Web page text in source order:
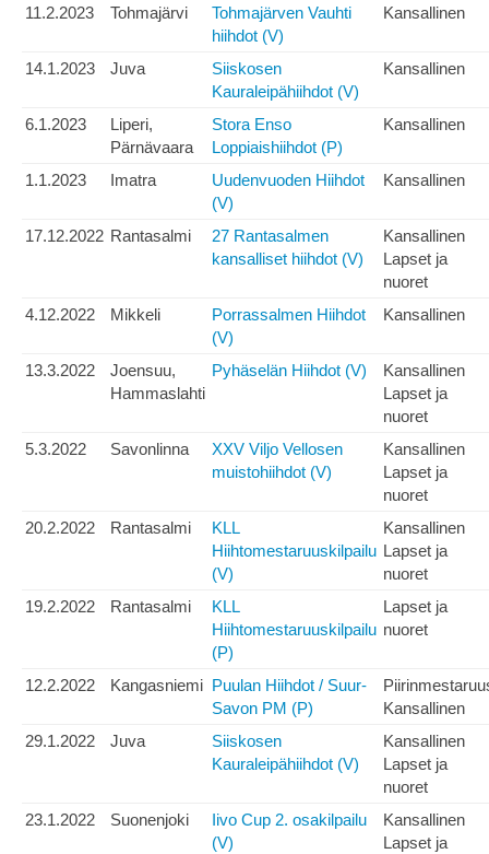
11.2.2023 Tohmajärvi
Tohmajärven Vauhti
hiihdot (V)
Kansallinen
14.1.2023 Juva
Siiskosen
Kauraleipähiihdot (V)
Kansallinen
6.1.2023
Liperi,
Pärnävaara
Stora Enso
Loppiaishiihdot (P)
Kansallinen
1.1.2023 Imatra
Uudenvuoden Hiihdot
(V)
Kansallinen
17.12.2022 Rantasalmi
27 Rantasalmen
kansalliset hiihdot (V)
Kansallinen
Lapset ja
nuoret
4.12.2022
Mikkeli
Porrassalmen Hiihdot
(V)
Kansallinen
13.3.2022
Joensuu,
Hammaslahti
Pyhäselän Hiihdot (V)
Kansallinen
Lapset ja
nuoret
5.3.2022
Savonlinna
XXV Viljo Vellosen
muistohiihdot (V)
Kansallinen
Lapset ja
nuoret
20.2.2022
Rantasalmi
KLL
Hiihtomestaruuskilpailu
(V)
Kansallinen
Lapset ja
nuoret
19.2.2022
Rantasalmi
KLL
Hiihtomestaruuskilpailu
(P)
Lapset ja
nuoret
12.2.2022 Kangasniemi Puulan Hiihdot / Suur-
Savon PM (P)
Kansallinen
29.1.2022
Juva
Siiskosen
Kauraleipähiihdot (V)
Kansallinen
Lapset ja
nuoret
23.1.2022
Suonenjoki
Iivo Cup 2. osakilpailu
(V)
Kansallinen
Lapset ja